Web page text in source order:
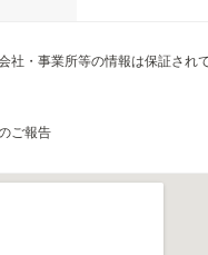
社・事業所等の情報は保証され
ご報告